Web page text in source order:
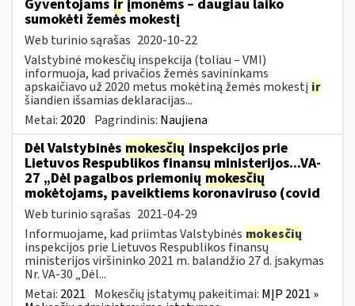
Gyventojams ir įmonėms – daugiau laiko
sumokėti žemės mokestį
Web turinio sąrašas 2020-10-22
Valstybinė mokesčių inspekcija (toliau – VMI)
informuoja, kad privačios žemės savininkams
apskaičiavo už 2020 metus mokėtiną žemės mokestį ir
šiandien išsamias deklaracijas...
Metai: 2020 Pagrindinis: Naujiena
Dėl Valstybinės mokesčių inspekcijos prie
Lietuvos Respublikos finansų ministerijos...VA-
27 „Dėl pagalbos priemonių mokesčių
mokėtojams, paveiktiems koronaviruso (covid
Web turinio sąrašas 2021-04-29
Informuojame, kad priimtas Valstybinės mokesčių
inspekcijos prie Lietuvos Respublikos finansų
ministerijos viršininko 2021 m. balandžio 27 d. įsakymas
Nr. VA-30 „Dėl...
Metai: 2021 Mokesčių įstatymų pakeitimai: MĮP 2021 »